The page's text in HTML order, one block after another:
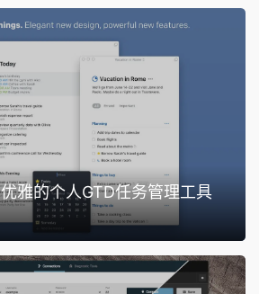
Things 3.12.2 - 优雅的个人GTD任务管理工具